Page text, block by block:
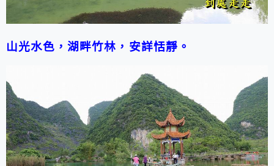
山光水色，湖畔竹林，安詳恬靜。